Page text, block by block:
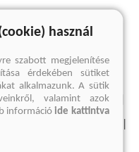
nincs találat
felmondási nyilatkozat
használ
szabott megjelenítése
érdekében sütiket
alkalmazunk. A sütik
valamint azok
információide kattintva